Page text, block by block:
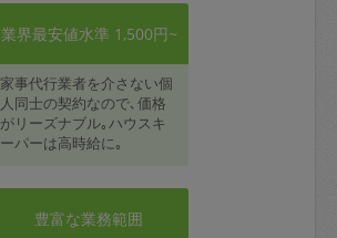
業界最安値水準 1,500円~
家事代行業者を介さない個
人同士の契約なので､価格
がリーズナブル｡ハウスキ
ーパーは高時給に｡
豊富な業務範囲